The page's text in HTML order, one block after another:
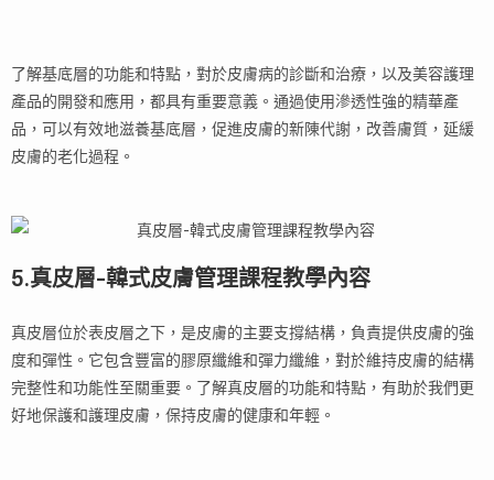
了解基底層的功能和特點，對於皮膚病的診斷和治療，以及美容護理
產品的開發和應用，都具有重要意義。通過使用滲透性強的精華產
品，可以有效地滋養基底層，促進皮膚的新陳代謝，改善膚質，延緩
皮膚的老化過程。
5.真皮層-韓式皮膚管理課程教學內容
真皮層位於表皮層之下，是皮膚的主要支撐結構，負責提供皮膚的強
度和彈性。它包含豐富的膠原纖維和彈力纖維，對於維持皮膚的結構
完整性和功能性至關重要。了解真皮層的功能和特點，有助於我們更
好地保護和護理皮膚，保持皮膚的健康和年輕。